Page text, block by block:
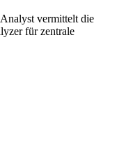
vermittelt die
für zentrale